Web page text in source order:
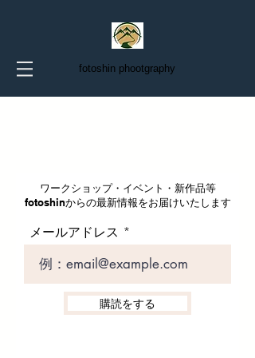
fotoshin phootgraphy
ワークショップ・イベント・新作品等
fotoshinからの最新情報をお届けいたします
メールアドレス
購読をする